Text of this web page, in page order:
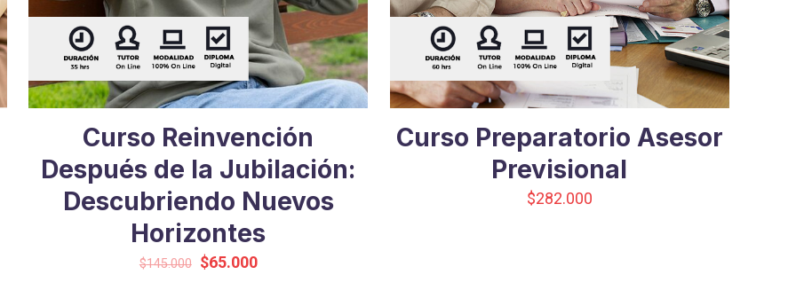
Curso Reinvención
Después de la Jubilación:
Descubriendo Nuevos
Horizontes
$145.000 El
$65.000El
Curso Preparatorio Asesor
Previsional
$282.000